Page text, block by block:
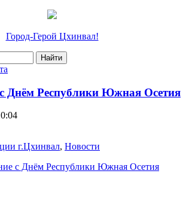
Город-Герой Цхинвал!
Найти
Днём Республики Южная Осетия
г.Цхинвал, Новости